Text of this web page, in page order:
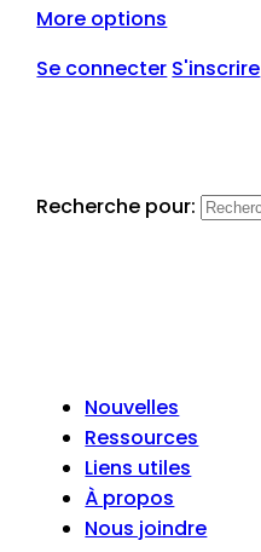
More options
Se connecter S'inscrire
Recherche pour:
Nouvelles
Ressources
Liens utiles
À propos
Nous joindre